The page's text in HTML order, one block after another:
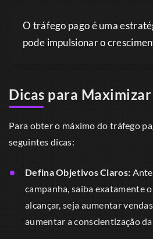
O tráfego pago é uma
pode impulsionar o
Dicas para Maximizar
Para obter o máximo do tráfego
seguintes dicas:
Defina Objetivos Claros:
campanha, saiba exatamente
alcançar, seja aumentar
aumentar a conscientização